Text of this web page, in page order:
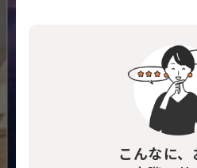
こんなに、